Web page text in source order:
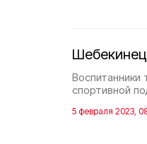
спортивной
5 февраля 2023,